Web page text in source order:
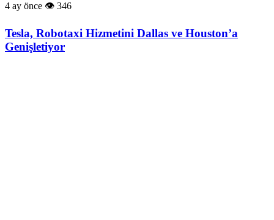
4 ay önce 346
Tesla, Robotaxi Hizmetini Dallas ve Houston’a
Genişletiyor